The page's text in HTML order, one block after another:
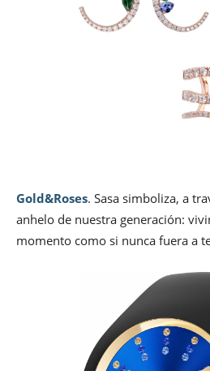
Gold&Roses. Sasa simboliza, a
anhelo de nuestra generación:
momento como si nunca fuera a